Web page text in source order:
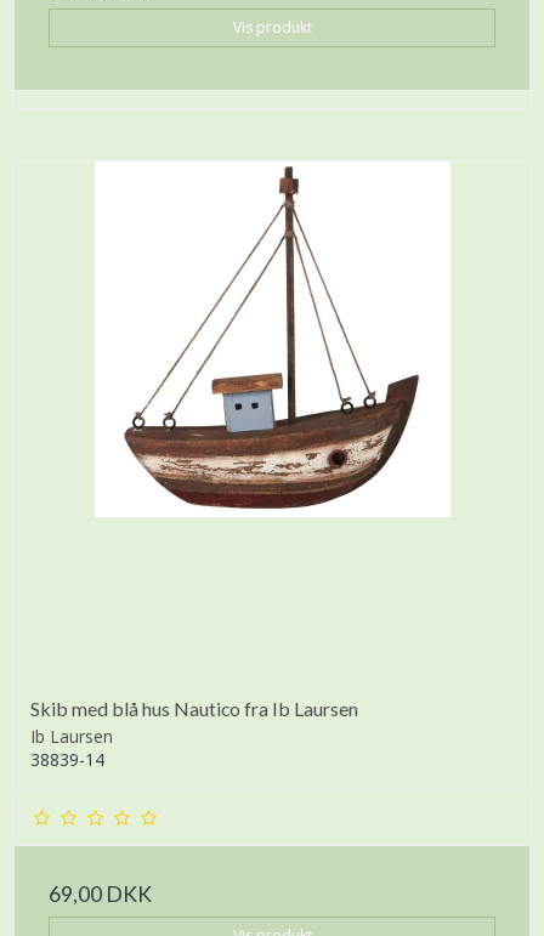
Vis produkt
Skib med blå hus Nautico fra Ib Laursen
Ib Laursen
38839-14
69,00 DKK